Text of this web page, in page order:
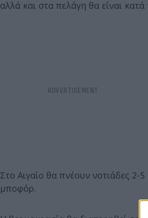
αλλά και στα πελάγη θα είναι
Στο Αιγαίο θα πνέουν νοτιάδες 2-
μποφόρ.